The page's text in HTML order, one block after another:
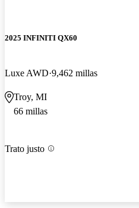
2025 INFINITI QX60
Luxe AWD 9,462 millas
Troy, MI
66 millas
Trato justo